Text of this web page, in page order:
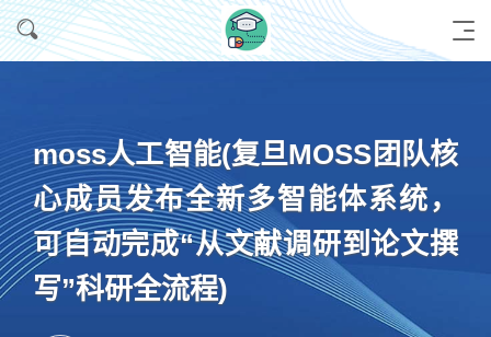
moss人工智能(复旦MOSS团队核
心成员发布全新多智能体系统，
可自动完成“从文献调研到论文撰
写”科研全流程)